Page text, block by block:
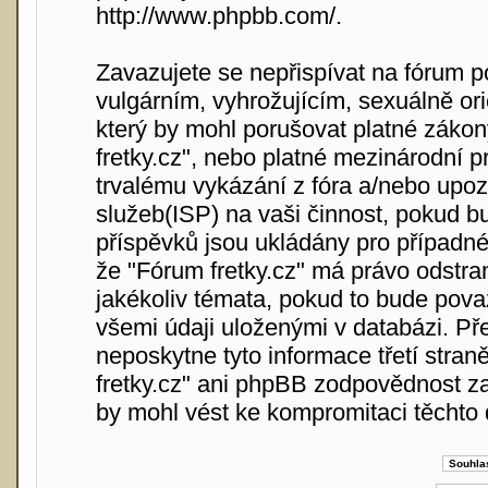
http://www.phpbb.com/.
Zavazujete se nepřispívat na fórum
vulgárním, vyhrožujícím, sexuálně
který by mohl porušovat platné
fretky.cz", nebo platné mezinárodní
trvalému vykázání z fóra a/nebo
služeb(ISP) na vaši činnost, pokud
příspěvků jsou ukládány pro
že "Fórum fretky.cz" má právo
jakékoliv témata, pokud to bude
všemi údaji uloženými v databázi.
neposkytne tyto informace třetí
fretky.cz" ani phpBB zodpovědnost
by mohl vést ke kompromitaci těchto